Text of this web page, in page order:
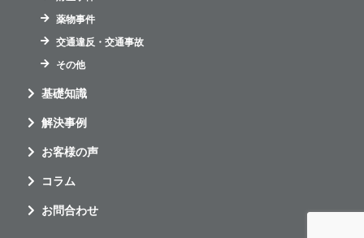
薬物事件
交通違反・交通事故
その他
基礎知識
解決事例
お客様の声
コラム
お問合わせ